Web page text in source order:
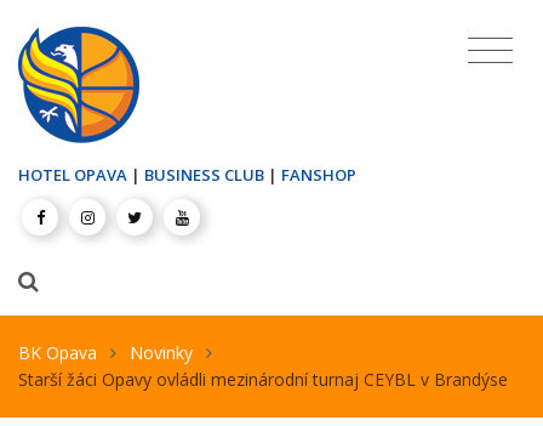
HOTEL OPAVA | BUSINESS CLUB | FANSHOP
BK Opava
Novinky
Starší žáci Opavy ovládli mezinárodní turnaj CEYBL v Brandýse